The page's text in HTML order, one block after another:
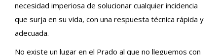
necesidad imperiosa de solucionar cualquier incidencia
que surja en su vida, con una respuesta técnica rápida y
adecuada.
No existe un lugar en el Prado al que no lleguemos con